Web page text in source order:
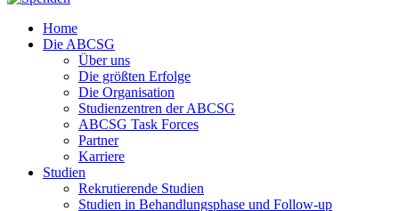
Home
Die ABCSG
Über uns
Die größten Erfolge
Die Organisation
Studienzentren der ABCSG
ABCSG Task Forces
Partner
Karriere
Studien
Rekrutierende Studien
Studien in Behandlungsphase und Follow-up